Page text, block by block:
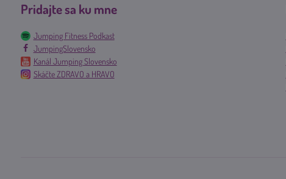
Pridajte sa ku mne
Jumping Fitness Podkast
JumpingSlovensko
Kanál Jumping Slovensko
Skáčte ZDRAVO a HRAVO